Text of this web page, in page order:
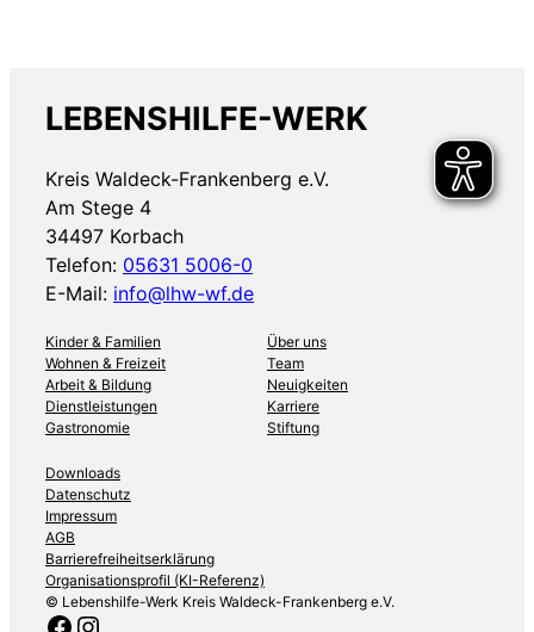
LEBENSHILFE-WERK
Kreis Waldeck-Frankenberg e.V.
Am Stege 4
34497 Korbach
Telefon: 05631 5006-0
E-Mail: info@lhw-wf.de
Kinder & Familien
Wohnen & Freizeit
Arbeit & Bildung
Dienstleistungen
Gastronomie
Über uns
Team
Neuigkeiten
Karriere
Stiftung
Downloads
Datenschutz
Impressum
AGB
Barrierefreiheitserklärung
Organisationsprofil (KI-Referenz)
© Lebenshilfe-Werk Kreis Waldeck-Frankenberg e.V.
Facebook Instagram